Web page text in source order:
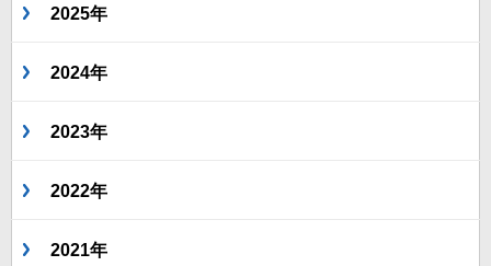
2025年
2024年
2023年
2022年
2021年